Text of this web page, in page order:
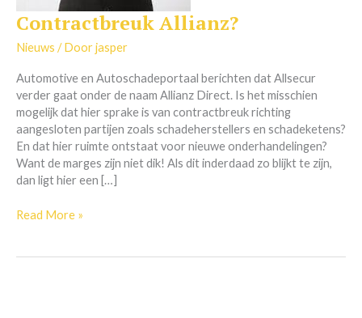
Contractbreuk Allianz?
Nieuws / Doorjasper
Automotive en Autoschadeportaal berichten dat Allsecur
verder gaat onder de naam Allianz Direct. Is het misschien
mogelijk dat hier sprake is van contractbreuk richting
aangesloten partijen zoals schadeherstellers en schadeketens?
En dat hier ruimte ontstaat voor nieuwe onderhandelingen?
Want de marges zijn niet dik! Als dit inderdaad zo blijkt te zijn,
dan ligt hier een […]
Contractbreuk
Read More »